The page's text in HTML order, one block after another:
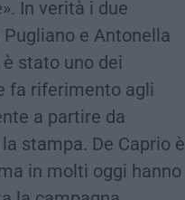
In verità i due
e Antonella
stato uno dei
fa riferimento agli
a partire da
stampa. De Caprio è
in molti oggi hanno